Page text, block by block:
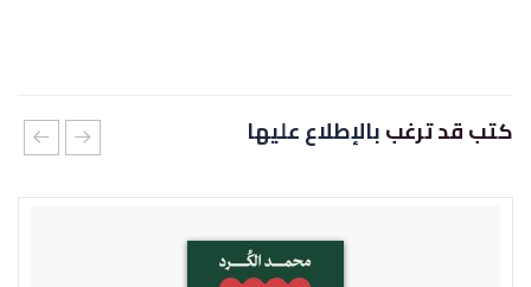
كتب قد ترغببالإطلاع عليها